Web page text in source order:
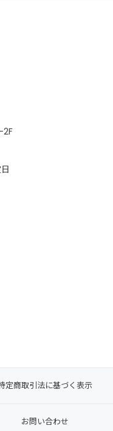
2F
定商取引法に基づく表示
お問い合わせ